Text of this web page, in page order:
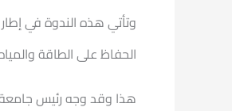
وتأتي هذه الندوة في
الحفاظ على الطاقة
هذا وقد وجه رئيس جامعة